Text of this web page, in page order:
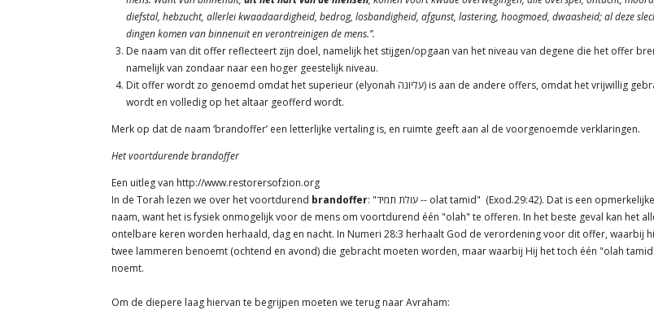
diefstal, hebzucht, allerlei kwaadaardigheid, bedrog, losbandigheid, afgunst, lastering, hoogmoed, dwaasheid; al deze
dingen komen van binnenuit en verontreinigen de mens.’’.
De naam van dit offer reflecteert zijn doel, namelijk het stijgen/opgaan van het niveau van degene die het offer
namelijk van zondaar naar een hoger geestelijk niveau.
Dit offer wordt zo genoemd omdat het superieur (elyonah עליונה) is aan de andere offers, omdat het vrijwillig gebracht
wordt en volledig op het altaar geofferd wordt.
Merk op dat de naam ‘brandoffer’ een letterlijke vertaling is, en ruimte geeft aan al de voorgenoemde verklaringen.
Het voortdurende brandoffer
Een uitleg van http://www.restorersofzion.org
In de Torah lezen we over het voortdurend brandoffer: "עולת תמיד -- olat tamid" (Exod.29:42). Dat is een opmerkelijke
naam, want het is fysiek onmogelijk voor de mens om voortdurend één "olah" te offeren. In het beste geval kan het
ontelbare keren worden herhaald, dag en nacht. In Numeri 28:3 herhaalt God de verordening voor dit offer, waarbij
twee lammeren benoemt (ochtend en avond) die gebracht moeten worden, maar waarbij Hij het toch één "olah
noemt.
Om de diepere laag hiervan te begrijpen moeten we terug naar Avraham: